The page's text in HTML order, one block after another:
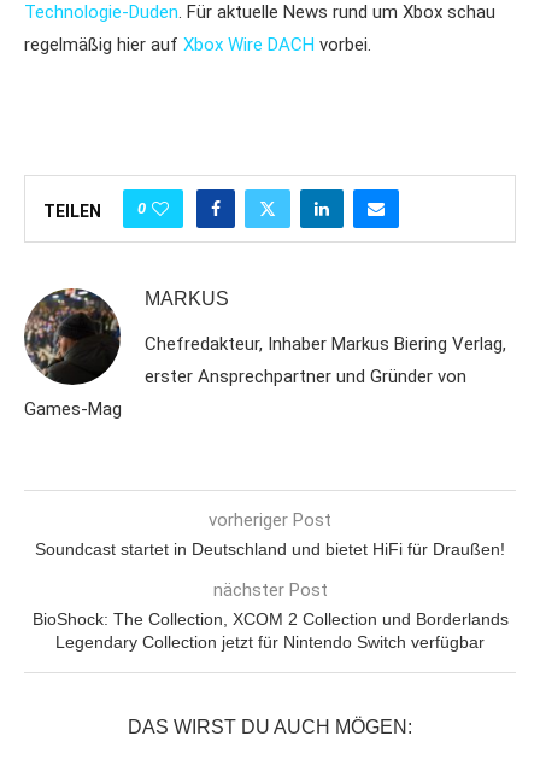
Technologie-Duden. Für aktuelle News rund um Xbox schau
regelmäßig hier auf Xbox Wire DACH vorbei.
TEILEN 0
MARKUS
Chefredakteur, Inhaber Markus Biering Verlag,
erster Ansprechpartner und Gründer von
Games-Mag
vorheriger Post
Soundcast startet in Deutschland und bietet HiFi für Draußen!
nächster Post
BioShock: The Collection, XCOM 2 Collection und Borderlands
Legendary Collection jetzt für Nintendo Switch verfügbar
DAS WIRST DU AUCH MÖGEN: